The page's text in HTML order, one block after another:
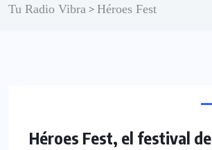
Tu Radio Vibra > Héroes Fest
Héroes Fest, el festival de